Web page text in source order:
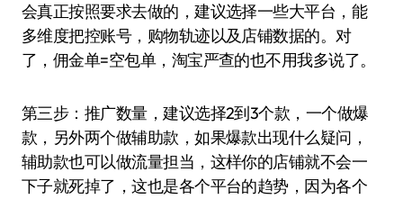
会真正按照要求去做的，建议选择一些大平台，能
多维度把控账号，购物轨迹以及店铺数据的。对
了，佣金单=空包单，淘宝严查的也不用我多说了。
第三步：推广数量，建议选择2到3个款，一个做爆
款，另外两个做辅助款，如果爆款出现什么疑问，
辅助款也可以做流量担当，这样你的店铺就不会一
下子就死掉了，这也是各个平台的趋势，因为各个